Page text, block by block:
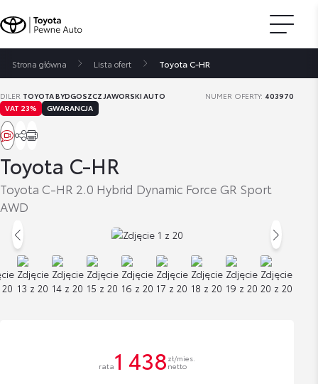
Strona główna Lista ofert Toyota C-HR
Toyota C-HR
Toyota C-HR 2.0 Hybrid Dynamic Force GR Sport
AWD
VAT 23% GWARANCJA
DILER TOYOTA BYDGOSZCZ JAWORSKI AUTO NUMER OFERTY: 403970
rata1 438 zł/mies.
netto